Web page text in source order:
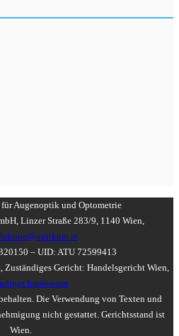
Augenoptik und Optometrie
Linzer Straße 283/9, 1140 Wien,
– UID: ATU 72599413
Gericht: Handelsgericht Wien,
Impressum
Die Verwendung von Texten und
nicht gestattet. Gerichtsstand ist
Wien.